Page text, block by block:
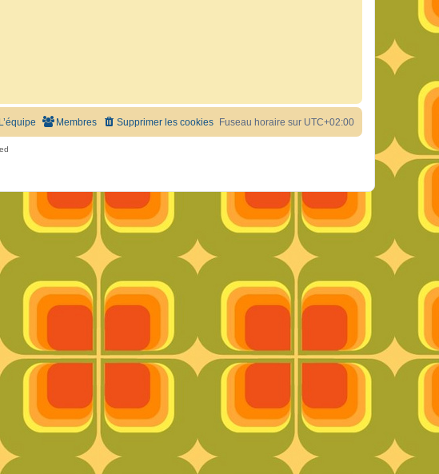
Fuseau horaire sur UTC+02:00
Supprimer les cookies
Membres
L’équipe